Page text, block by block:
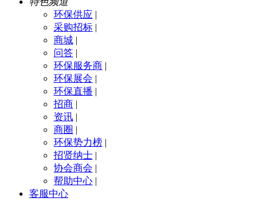
环保供应 |
采购招标 |
商城 |
问答 |
环保服务商 |
环保展会 |
环保直播 |
招商 |
资讯 |
商圈 |
环保势力榜 |
招贤纳士 |
协会商会 |
帮助中心 |
客服中心